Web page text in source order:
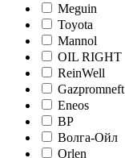
Meguin
Toyota
Mannol
OIL RIGHT
ReinWell
Gazpromneft
Eneos
BP
Волга-Ойл
Orlen